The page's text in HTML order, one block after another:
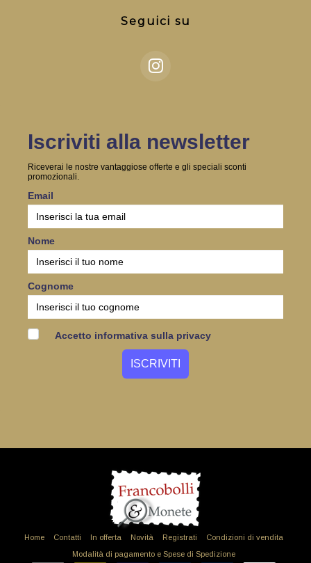
Seguici su
Iscriviti alla newsletter
Riceverai le nostre vantaggiose offerte e gli speciali sconti
promozionali.
Email
Nome
Cognome
Accetto informativa sulla privacy
Home Contatti In offerta Novità Registrati
Condizioni di vendita
Modalità di pagamento e Spese di Spedizione